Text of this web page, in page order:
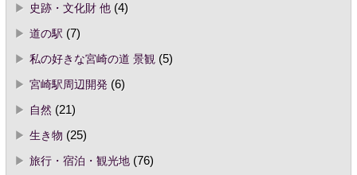
史跡・文化財 他(4)
道の駅 (7)
私の好きな宮崎の道 景観 (5)
宮崎駅周辺開発(6)
自然 (21)
生き物 (25)
旅行・宿泊・観光地(76)